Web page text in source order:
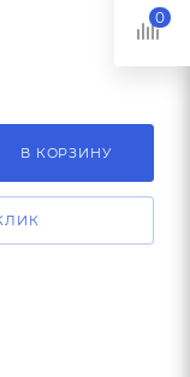
В КОРЗИНУ
0